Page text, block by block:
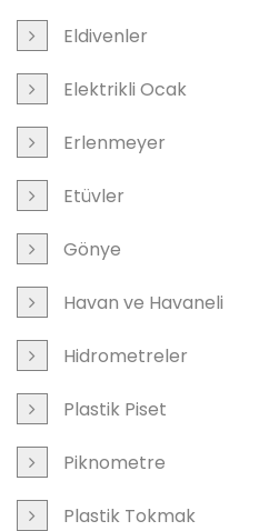
Eldivenler
Elektrikli Ocak
Erlenmeyer
Etüvler
Gönye
Havan ve Havaneli
Hidrometreler
Plastik Piset
Piknometre
Plastik Tokmak